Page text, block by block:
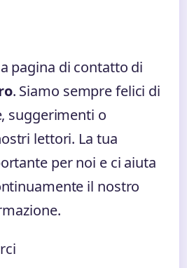
pagina di contatto di
. Siamo sempre felici di
suggerimenti o
lettori. La tua
per noi e ci aiuta
il nostro